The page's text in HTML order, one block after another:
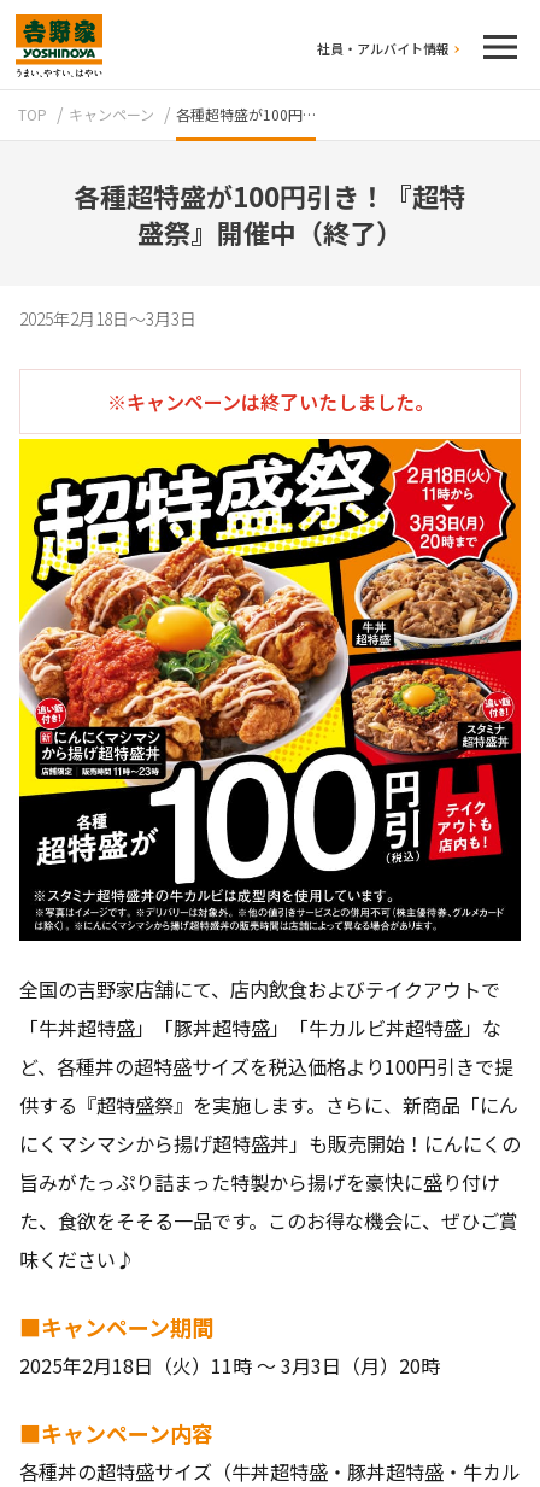
社員・アルバイト情報
テイクアウト
牛丼のこだわり 吉野家の歴史
TOP キャンペーン 各種超特盛が100円…
各種超特盛が100円引き！『超特
盛祭』開催中（終了）
2025年2月18日～3月3日
※キャンペーンは終了いたしました。
全国の吉野家店舗にて、店内飲食およびテイクアウトで
「牛丼超特盛」「豚丼超特盛」「牛カルビ丼超特盛」な
ど、各種丼の超特盛サイズを税込価格より100円引きで提
供する『超特盛祭』を実施します。さらに、新商品「にん
にくマシマシから揚げ超特盛丼」も販売開始！にんにくの
旨みがたっぷり詰まった特製から揚げを豪快に盛り付け
た、食欲をそそる一品です。このお得な機会に、ぜひご賞
味ください♪
■キャンペーン期間
2025年2月18日（火）11時 ～ 3月3日（月）20時
■キャンペーン内容
各種丼の超特盛サイズ（牛丼超特盛・豚丼超特盛・牛カル